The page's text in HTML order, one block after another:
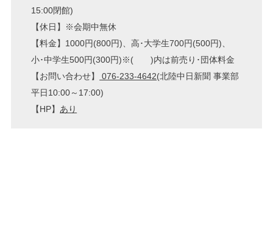
15:00閉館)
【休日】※会期中無休
【料金】1000円(800円)、高･大学生700円(500円)、
小･中学生500円(300円)※( )内は前売り･団体料金
【お問い合わせ】
076-233-4642(北陸中日新聞 事業部
平日10:00～17:00)
【HP】 あり